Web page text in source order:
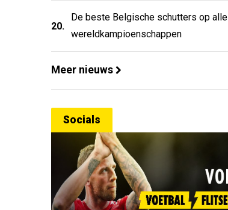
20.
De beste Belgische schutters op alle
wereldkampioenschappen
Meer nieuws
Socials